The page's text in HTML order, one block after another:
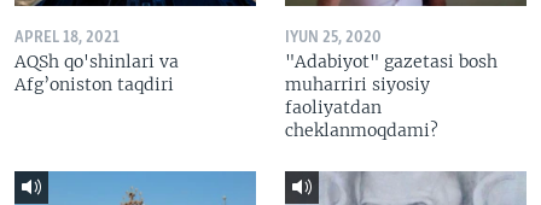
APREL 18, 2021
AQSh qo'shinlari va
Afg’oniston taqdiri
IYUN 25, 2020
"Adabiyot" gazetasi bosh
muharriri siyosiy
faoliyatdan
cheklanmoqdami?